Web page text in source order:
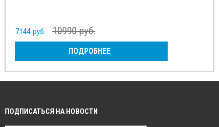
7144 руб. 10990 руб.
ПОДРОБНЕЕ
ПОДПИСАТЬСЯ НА НОВОСТИ